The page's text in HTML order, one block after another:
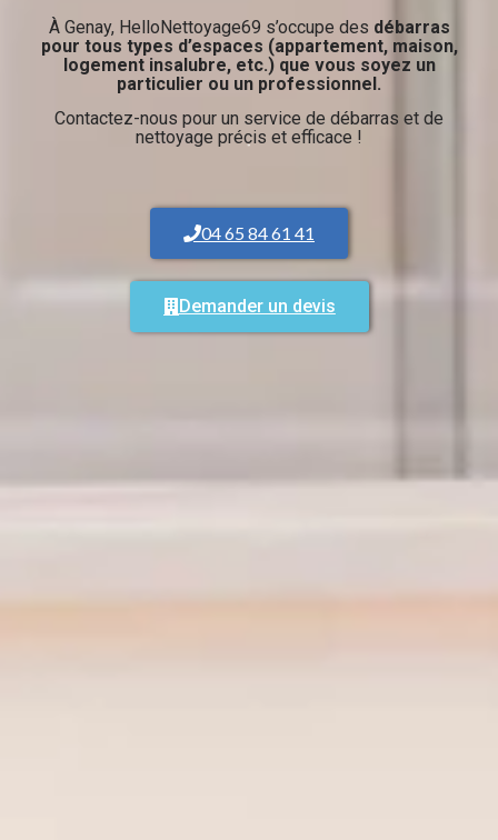
À Genay, HelloNettoyage69 s’occupe des débarras
pour tous types d’espaces (appartement, maison,
logement insalubre, etc.) que vous soyez un
particulier ou un professionnel.
Contactez-nous pour un service de débarras et de
nettoyage précis et efficace !
04 65 84 61 41
Demander un devis